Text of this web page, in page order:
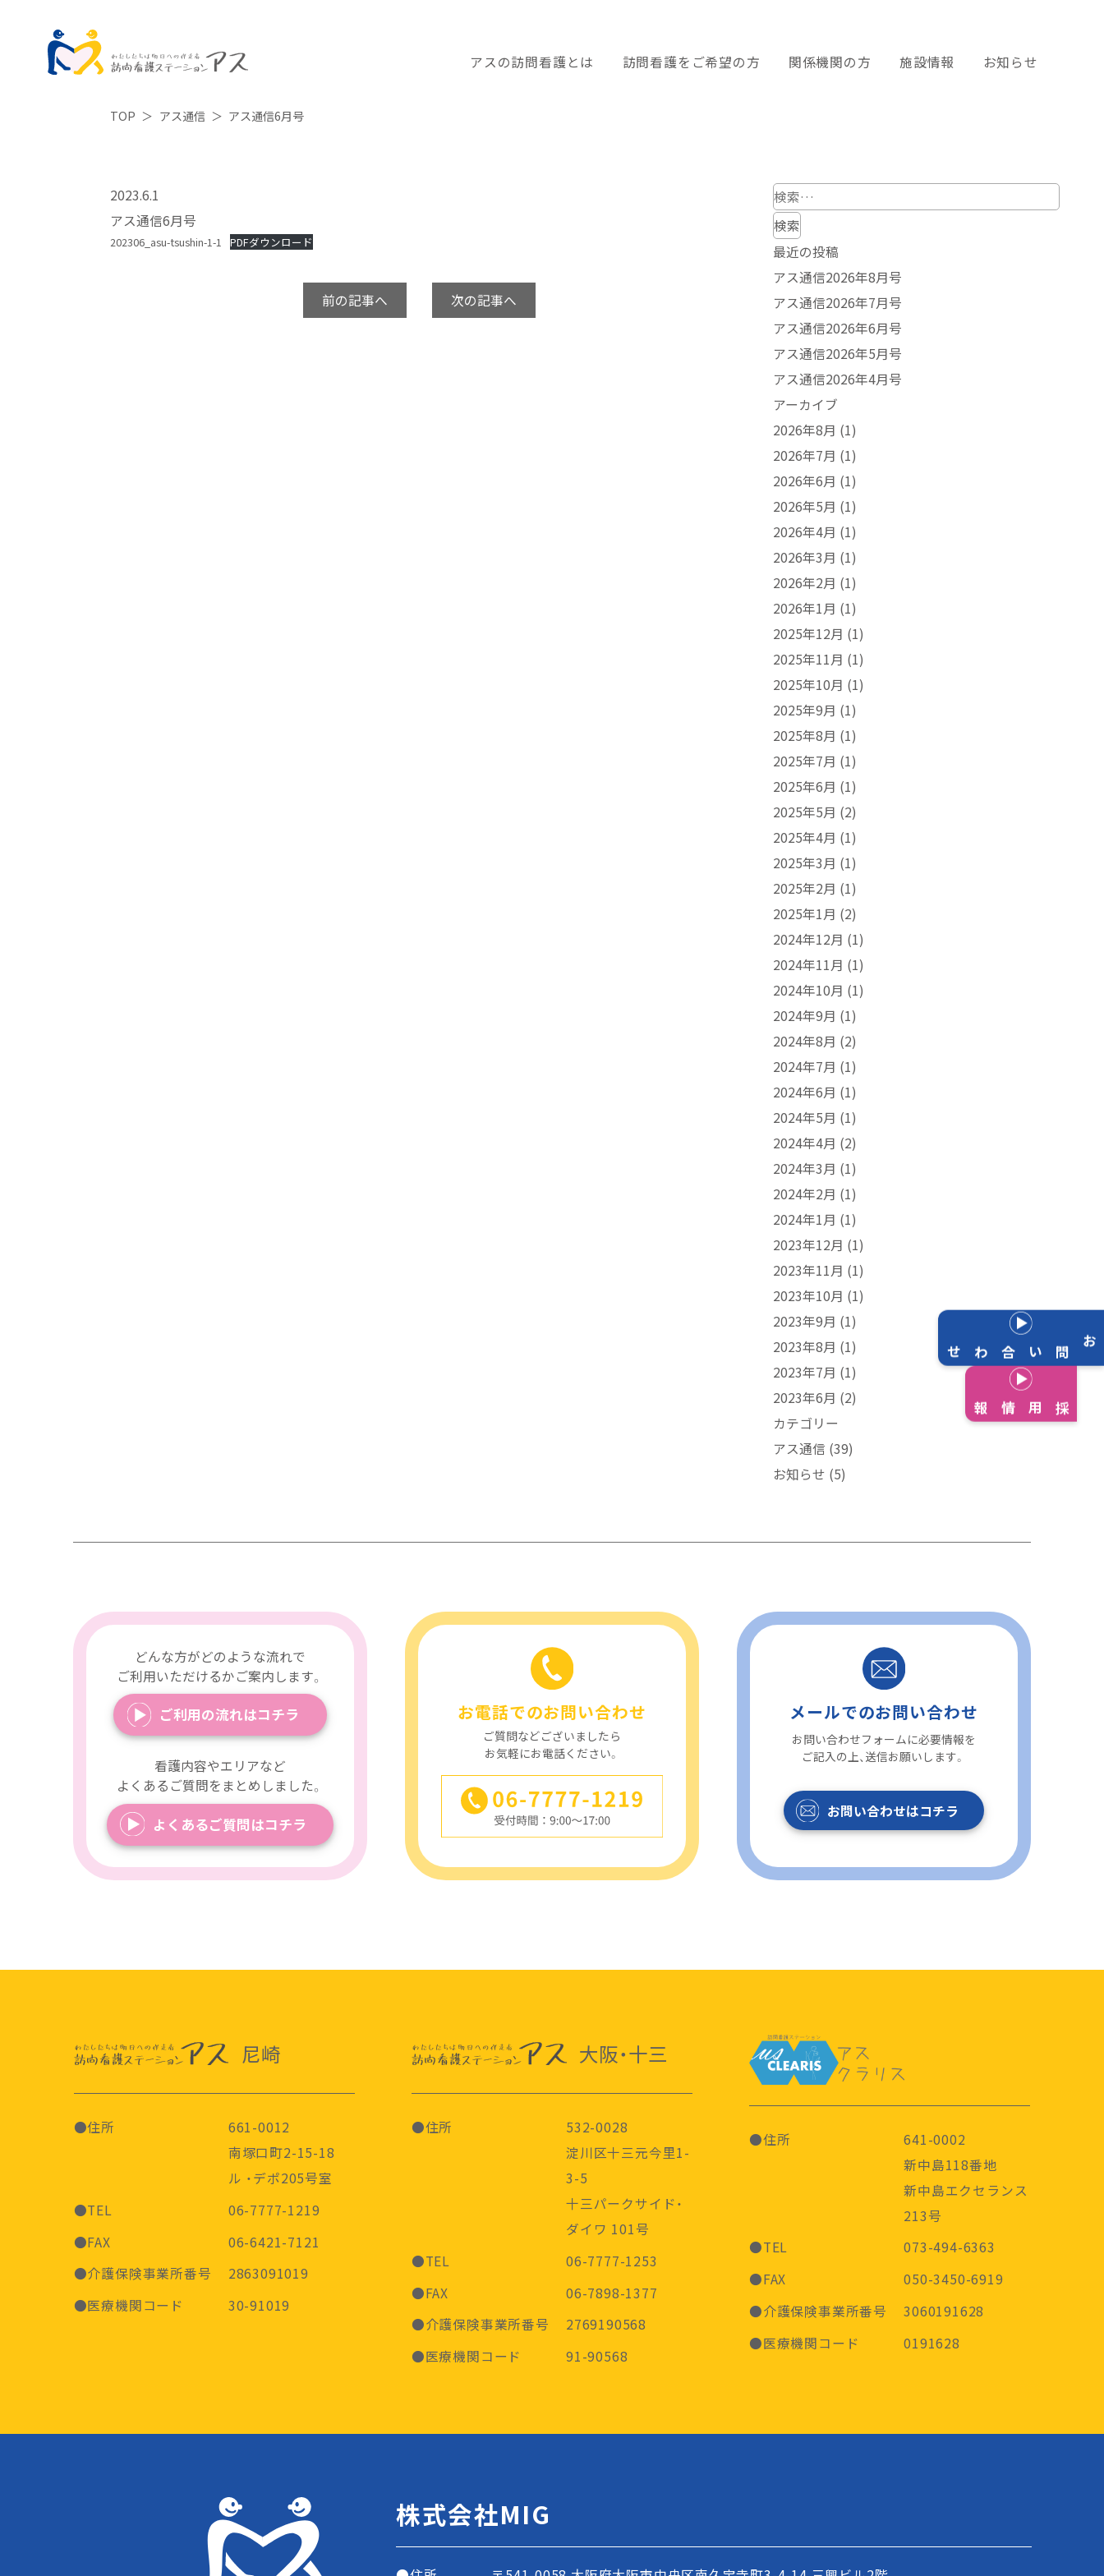
アスの訪問看護とは 訪問看護をご希望の方 関係機関の方 施設情報 お知らせ
お問い合わせ
採用情報
TOP アス通信 アス通信6月号
2023.6.1
アス通信6月号
202306_asu-tsushin-1-1 PDFダウンロード
前の記事へ 次の記事へ
検
索:
最近の投稿
アス通信2026年8月号
アス通信2026年7月号
アス通信2026年6月号
アス通信2026年5月号
アス通信2026年4月号
アーカイブ
2026年8月 (1)
2026年7月 (1)
2026年6月 (1)
2026年5月 (1)
2026年4月 (1)
2026年3月 (1)
2026年2月 (1)
2026年1月 (1)
2025年12月 (1)
2025年11月 (1)
2025年10月 (1)
2025年9月 (1)
2025年8月 (1)
2025年7月 (1)
2025年6月 (1)
2025年5月 (2)
2025年4月 (1)
2025年3月 (1)
2025年2月 (1)
2025年1月 (2)
2024年12月 (1)
2024年11月 (1)
2024年10月 (1)
2024年9月 (1)
2024年8月 (2)
2024年7月 (1)
2024年6月 (1)
2024年5月 (1)
2024年4月 (2)
2024年3月 (1)
2024年2月 (1)
2024年1月 (1)
2023年12月 (1)
2023年11月 (1)
2023年10月 (1)
2023年9月 (1)
2023年8月 (1)
2023年7月 (1)
2023年6月 (2)
カテゴリー
アス通信 (39)
お知らせ (5)
どんな方がどのような流れで
ご利用いただけるかご案内します。
ご利用の流れはコチラ
看護内容やエリアなど
よくあるご質問をまとめしました。
よくあるご質問はコチラ
お電話でのお問い合わせ
ご質問などございましたら
お気軽にお電話ください。
メールでのお問い合わせ
お問い合わせフォームに必要情報を
ご記入の上、送信お願いします。
お問い合わせはコチラ
尼崎
●住所
661-0012
南塚口町2-15-18
ル ・デポ205号室
●TEL
06-7777-1219
●FAX
06-6421-7121
●介護保険事業所番号
2863091019
●医療機関コード
30-91019
大阪・十三
●住所
532-0028
淀川区十三元今里1-
3-5
十三パークサイド・
ダイワ 101号
●TEL
06-7777-1253
●FAX
06-7898-1377
●介護保険事業所番号
2769190568
●医療機関コード
91-90568
●住所
641-0002
新中島118番地
新中島エクセランス
213号
●TEL
073-494-6363
●FAX
050-3450-6919
●介護保険事業所番号
3060191628
●医療機関コード
0191628
株式会社MIG